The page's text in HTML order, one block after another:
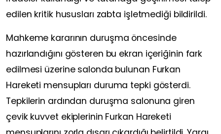
edilen kritik hususları zabta işletmediği bildirildi.
Mahkeme kararının duruşma öncesinde
hazırlandığını gösteren bu ekran içeriğinin fark
edilmesi üzerine salonda bulunan Furkan
Hareketi mensupları duruma tepki gösterdi.
Tepkilerin ardından duruşma salonuna giren
çevik kuvvet ekiplerinin Furkan Hareketi